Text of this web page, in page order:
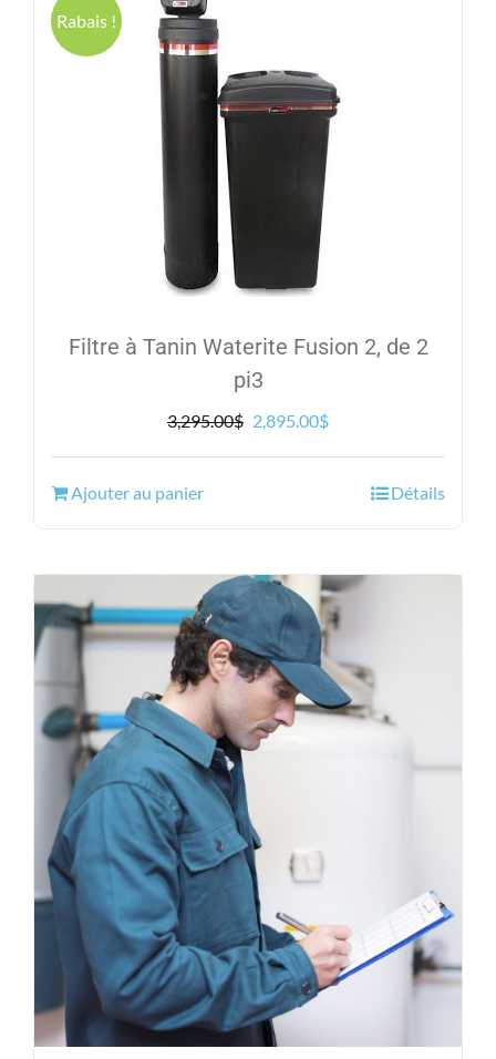
Rabais !
Filtre à Tanin Waterite Fusion 2, de 2
pi3
3,295.00$ Le
2,895.00$Le
Ajouter au panier Détails